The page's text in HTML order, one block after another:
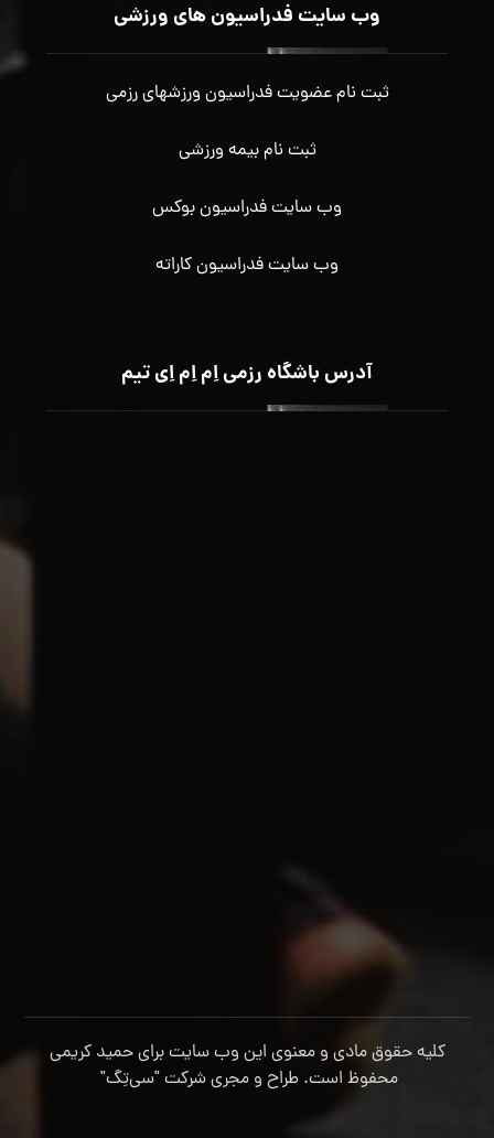
وب سایت فدراسیون های ورزشی
ثبت نام عضویت فدراسیون ورزشهای رزمی
ثبت نام بیمه ورزشی
وب سایت فدراسیون بوکس
وب سایت فدراسیون کاراته
آدرس باشگاه رزمی اِم اِم اِی تیم
کلیه حقوق مادی و معنوی این وب سایت برای حمید کریمی
محفوظ است. طراح و مجری شرکت"سی‌تِگ"